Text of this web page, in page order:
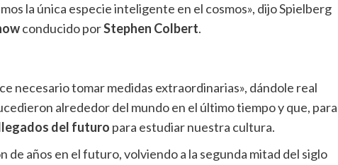
la única especie inteligente en el cosmos», dijo Spielberg
conducido porStephen Colbert.
necesario tomar medidas extraordinarias», dándole real
alrededor del mundo en el último tiempo y que, para
del futuro para estudiar nuestra cultura.
de años en el futuro, volviendo a la segunda mitad del siglo